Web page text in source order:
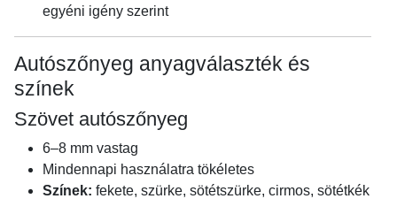
egyéni igény szerint
Autószőnyeg anyagválaszték és
színek
Szövet autószőnyeg
6–8 mm vastag
Mindennapi használatra tökéletes
Színek: fekete, szürke, sötétszürke, cirmos, sötétkék